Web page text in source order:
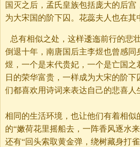
国灭之后，孟氏皇族包括庞大的后
为大宋国的阶下囚。花蕊夫人也在其
总有相似之处，这样逶迤前行的悲
倒退十年，南唐国后主李煜也曾感同
煜，一个是末代贵妃，一个是亡国之
日的荣华富贵，一样成为大宋的阶
们都喜欢用诗词来表达自己的悲喜人
相同的生活环境，也让他们有着相似
的“嫩荷花里摇船去，一阵香风逐水
还有“回头索取黄金弹，绕树藏身打